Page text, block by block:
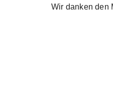
Wir danken den